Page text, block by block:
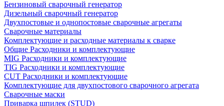
Бензиновый сварочный генератор
Дизельный сварочный генератор
Двухпостовые и однопостовые сварочные агрегаты
Сварочные материалы
Комплектующие и расходные материалы к сварке
Общие Расходники и комплектующие
MIG Расходники и комплектующие
TIG Расходники и комплектующие
CUT Расходники и комплектующие
Комплектующие для двухпостового сварочного агрегата
Сварочные маски
Приварка шпилек (STUD)